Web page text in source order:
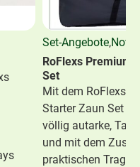
Set-Angebote,
RoFlexs Premium
Set
Mit dem RoFlexs
Starter Zaun Set
völlig autarke,
und mit dem
praktischen